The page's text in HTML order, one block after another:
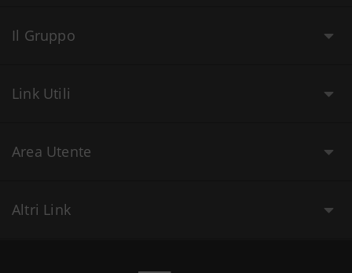
Il Gruppo
Link Utili
Area Utente
Altri Link